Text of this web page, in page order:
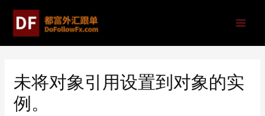
未将对象引用设置到对象的实
例。